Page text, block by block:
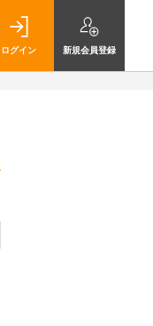
ログイン 新規会員登録